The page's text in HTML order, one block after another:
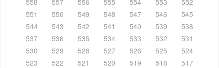
551
550 549 548 547 546
545
544
543 542 541 540 539
538
537
536 535 534 533 532
531
530
529 528 527 526 525
524
523
522 521 520 519 518
517